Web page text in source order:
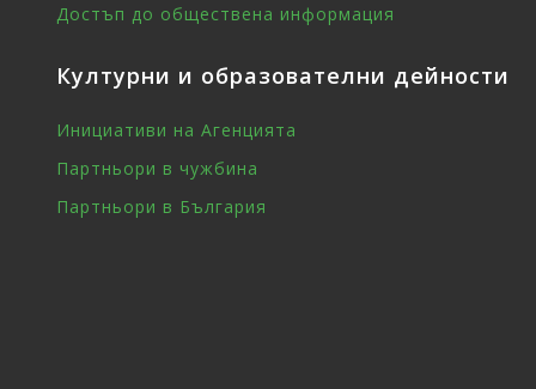
Достъп до обществена информация
Културни и образователни дейности
Инициативи на Агенцията
Партньори в чужбина
Партньори в България